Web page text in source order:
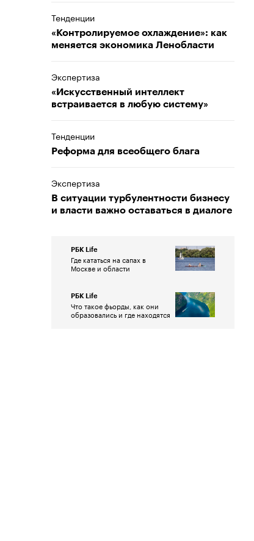
Тенденции
«Контролируемое охлаждение»: как
меняется экономика Ленобласти
Экспертиза
«Искусственный интеллект
встраивается в любую систему»
Тенденции
Реформа для всеобщего блага
Экспертиза
В ситуации турбулентности бизнесу
и власти важно оставаться в диалоге
РБК Life
Где кататься на сапах в
Москве и области
РБК Life
Что такое фьорды, как они
образовались и где находятся